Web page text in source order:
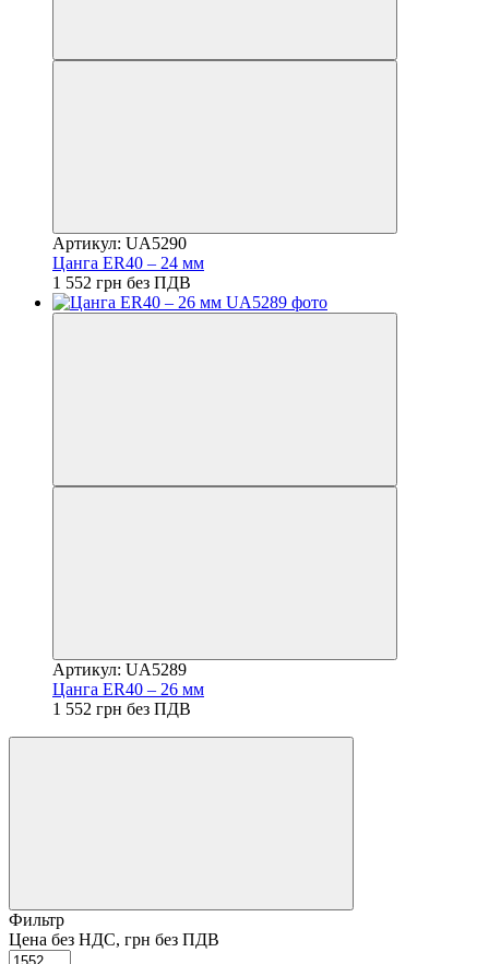
Артикул: UA5290
Цанга ER40 – 24 мм
1 552 грн без ПДВ
Артикул: UA5289
Цанга ER40 – 26 мм
1 552 грн без ПДВ
Фильтр
Цена без НДС, грн без ПДВ